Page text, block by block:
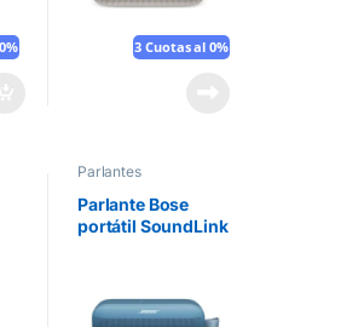
3 Cuotas al 0%
Parlantes
Parlante Bose
portátil SoundLink